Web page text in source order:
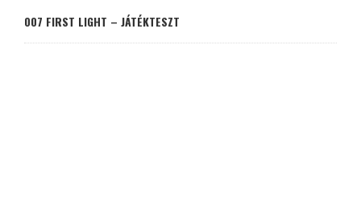
007 FIRST LIGHT – JÁTÉKTESZT